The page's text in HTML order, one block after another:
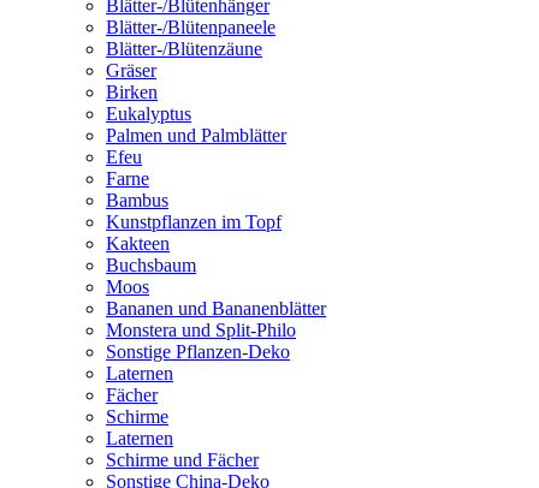
Blätter-/Blütenhänger
Blätter-/Blütenpaneele
Blätter-/Blütenzäune
Gräser
Birken
Eukalyptus
Palmen und Palmblätter
Efeu
Farne
Bambus
Kunstpflanzen im Topf
Kakteen
Buchsbaum
Moos
Bananen und Bananenblätter
Monstera und Split-Philo
Sonstige Pflanzen-Deko
Laternen
Fächer
Schirme
Laternen
Schirme und Fächer
Sonstige China-Deko